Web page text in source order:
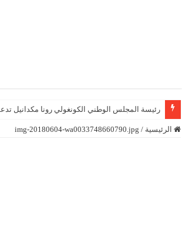
رئيسة المجلس الوطني الكونغولي رونا مكدانيل
الرئيسية /
img-20180604-wa0033748660790.jpg